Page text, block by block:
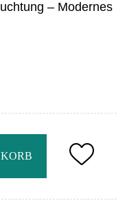
– Modernes